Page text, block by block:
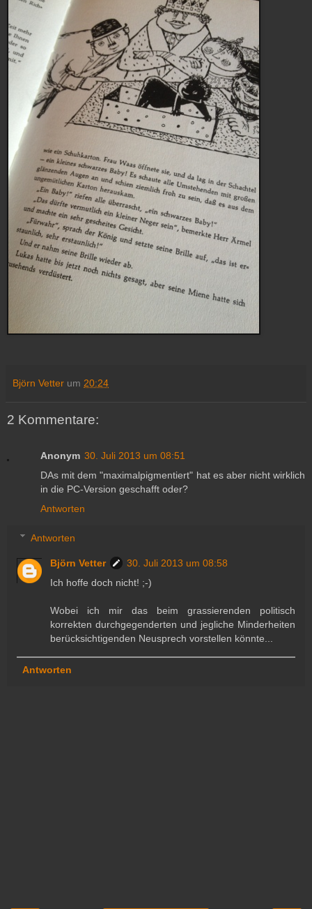
Björn Vetter um 20:24
2 Kommentare:
Anonym 30. Juli 2013 um 08:51
DAs mit dem "maximalpigmentiert" hat es aber nicht wirklich
in die PC-Version geschafft oder?
Antworten
Antworten
Björn Vetter
30. Juli 2013 um 08:58
Ich hoffe doch nicht! ;-)
Wobei ich mir das beim grassierenden politisch
korrekten durchgegenderten und jegliche Minderheiten
berücksichtigenden Neusprech vorstellen könnte...
Antworten